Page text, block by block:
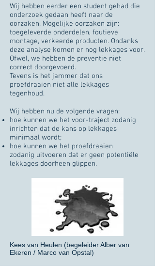
Wij hebben eerder een student gehad die
onderzoek gedaan heeft naar de
oorzaken. Mogelijke oorzaken zijn:
toegeleverde onderdelen, foutieve
montage, verkeerde producten. Ondanks
deze analyse komen er nog lekkages voor.
Ofwel, we hebben de preventie niet
correct doorgevoerd.
Tevens is het jammer dat ons
proefdraaien niet alle lekkages
tegenhoud.
Wij hebben nu de volgende vragen:​
hoe kunnen we het voor-traject zodanig
inrichten dat de kans op lekkages
minimaal wordt;
hoe kunnen we het proefdraaien
zodanig uitvoeren dat er geen potentiële
lekkages doorheen glippen.
Kees van Heulen (begeleider Alber van
Ekeren / Marco van Opstal)